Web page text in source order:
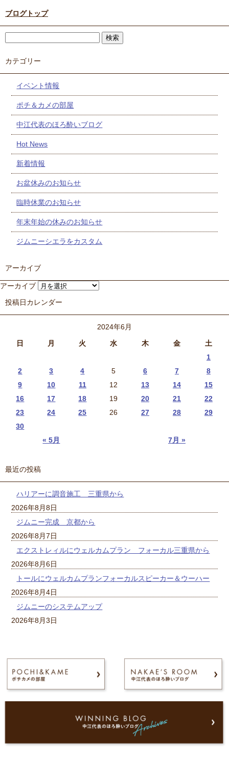
ブログトップ
カテゴリー
イベント情報
ポチ＆カメの部屋
中江代表のほろ酔いブログ
Hot News
新着情報
お盆休みのお知らせ
臨時休業のお知らせ
年末年始の休みのお知らせ
ジムニーシエラをカスタム
アーカイブ
アーカイブ
投稿日カレンダー
2024年6月
日
月 火 水 木 金 土
« 5月 7月 »
1
2
3 4 5 6 7
8
9
10 11 12 13 14
15
16
17 18 19 20 21
22
23
24 25 26 27 28
29
30
最近の投稿
ハリアーに調音施工 三重県から
2026年8月8日
ジムニー完成 京都から
2026年8月7日
エクストレィルにウェルカムプラン フォーカル三重県から
2026年8月6日
トールにウェルカムプランフォーカルスピーカー＆ウーハー
2026年8月4日
ジムニーのシステムアップ
2026年8月3日